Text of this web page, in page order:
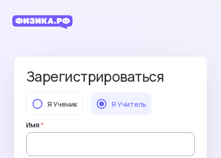
Зарегистрироваться
Я Ученик Я Учитель
Имя *